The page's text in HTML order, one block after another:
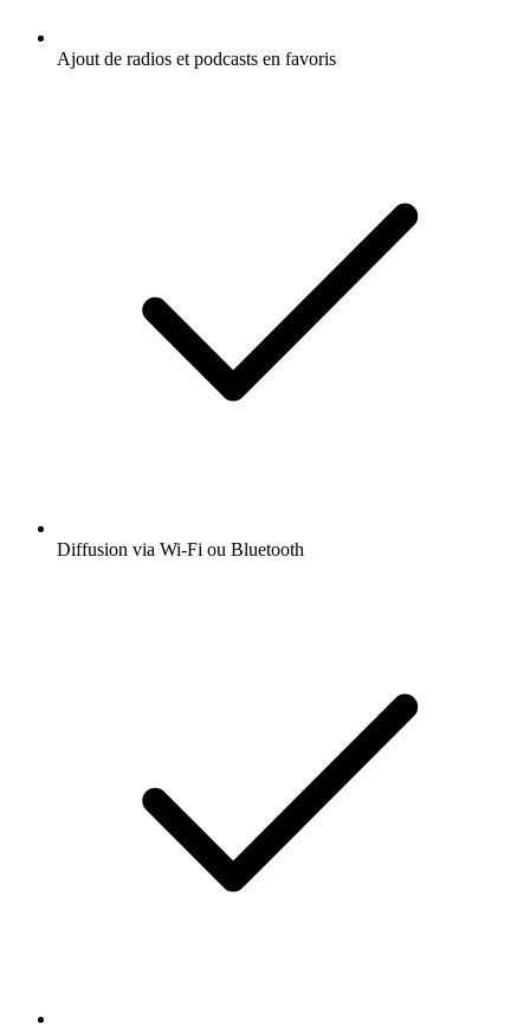
Ajout de radios et podcasts en favoris
Diffusion via Wi-Fi ou Bluetooth